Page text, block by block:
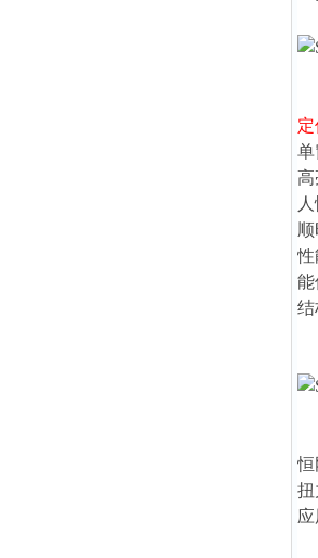
单
高
性
能
结
恒
扭